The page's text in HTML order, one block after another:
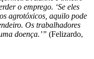
o emprego. ‘Se eles
agrotóxicos, aquilo pode
Os trabalhadores
doença.’” (Felizardo,